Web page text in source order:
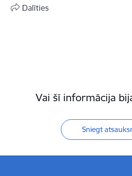
Dalīties
Vai šī informācija
Sniegt